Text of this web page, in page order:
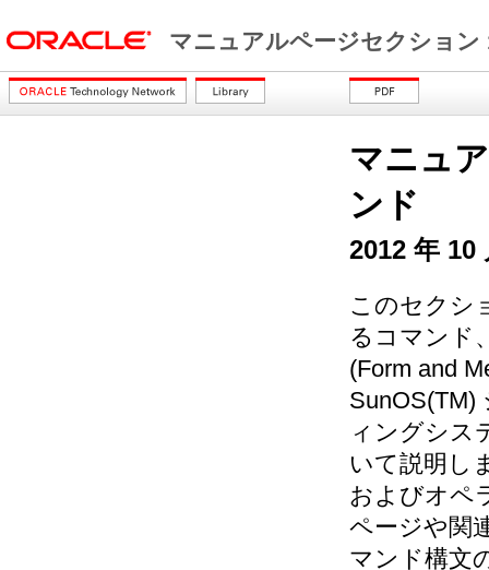
マニュアルページセクショ
マニュ
ンド
2012 年 10
このセクシ
るコマンド
(Form and
ィングシス
いて説明し
およびオペ
ページや関
マンド構文